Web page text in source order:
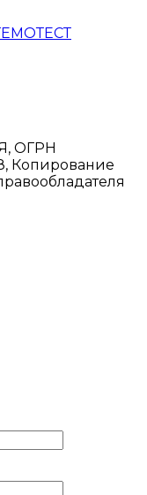
ОГРН
Копирование